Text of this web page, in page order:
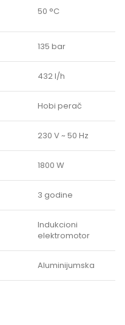
50 °C
135 bar
432 l/h
Hobi perač
230 V ~ 50 Hz
1800 W
3 godine
Indukcioni
elektromotor
Aluminijumska